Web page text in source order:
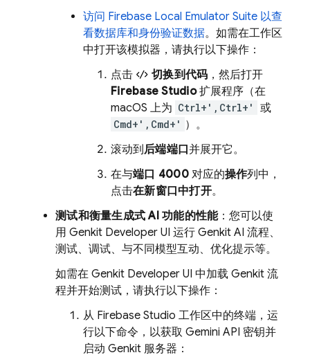
访问 Firebase Local Emulator Suite 以查
看数据库和身份验证数据。如需在工作区
中打开该模拟器，请执行以下操作：
点击
切换到代码 ，然后打开
Firebase Studio扩展程序（在
macOS 上为 Ctrl+',Ctrl+' 或
Cmd+',Cmd+' ）。
滚动到后端端口 并展开它。
在与端口 4000对应的操作列中，
点击在新窗口中打开。
测试和衡量生成式 AI 功能的性能：您可以使
用 Genkit Developer UI 运行 Genkit AI 流程、
测试、调试、与不同模型互动、优化提示等。
如需在 Genkit Developer UI 中加载 Genkit 流
程并开始测试，请执行以下操作：
从 Firebase Studio 工作区中的终端，运
行以下命令，以获取 Gemini API 密钥并
启动 Genkit 服务器：